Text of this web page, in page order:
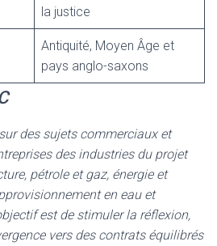
la justice
Antiquité, Moyen Âge et
pays anglo-saxons
des sujets commerciaux et
des industries du projet
pétrole et gaz, énergie et
en eau et
est de stimuler la réflexion,
vers des contrats équilibrés